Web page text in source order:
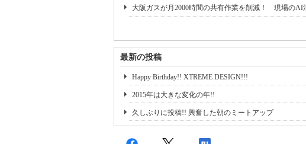
大阪ガスが月2000時間の共有作業を削減！ 現場のAI
最新の投稿
Happy Birthday!! XTREME DESIGN!!!
2015年は大きな変化の年!!
久しぶりに投稿!! 興奮した朝のミートアップ